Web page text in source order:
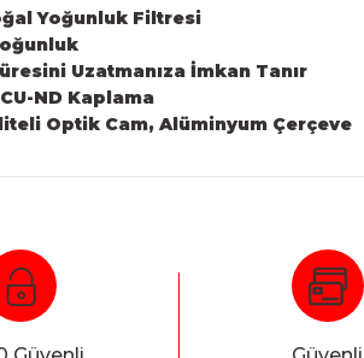
Yoğunluk Filtresi
Uzatmanıza İmkan Tanır
ND Kaplama
Optik Cam, Alüminyum Çerçeve